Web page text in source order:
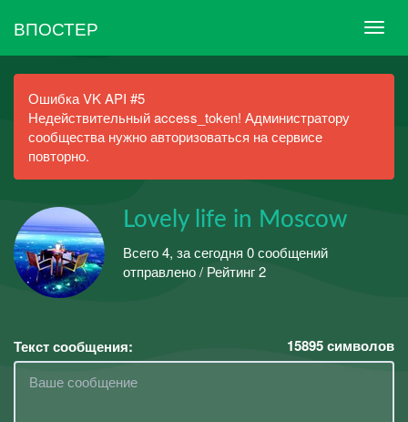
ВПОСТЕР
Ошибка VK API #5
Недействительный access_token! Администратору
сообщества нужно авторизоваться на сервисе
повторно.
Lovely life in Moscow
Всего 4, за сегодня 0 сообщений
отправлено / Рейтинг 2
Текст сообщения: 15895символов